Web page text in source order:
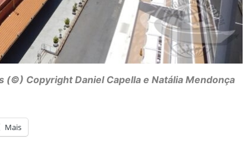
Copyright Daniel Capella e Natália Mendonça
Mais